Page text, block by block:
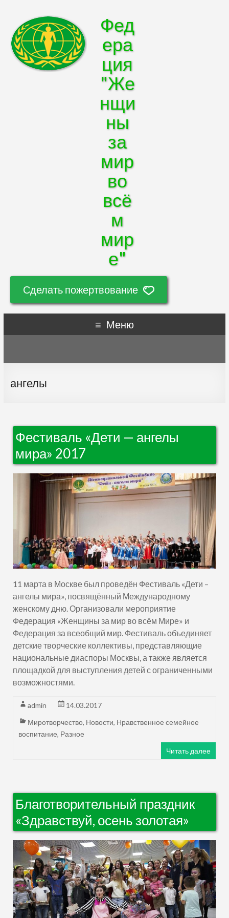
Фед
ера
ция
"Же
нщи
ны
за
мир
во
всё
м
мир
е"
Сделать пожертвование
Меню
ангелы
Фестиваль «Дети — ангелы
мира» 2017
11 марта в Москве был проведён Фестиваль «Дети –
ангелы мира», посвящённый Международному
женскому дню. Организовали мероприятие
Федерация «Женщины за мир во всём Мире» и
Федерация за всеобщий мир. Фестиваль объединяет
детские творческие коллективы, представляющие
национальные диаспоры Москвы, а также является
площадкой для выступления детей с ограниченными
возможностями.
admin
14.03.2017
Миротворчество, Новости, Нравственное семейное
воспитание, Разное
Читать далее
Благотворительный праздник
«Здравствуй, осень золотая»